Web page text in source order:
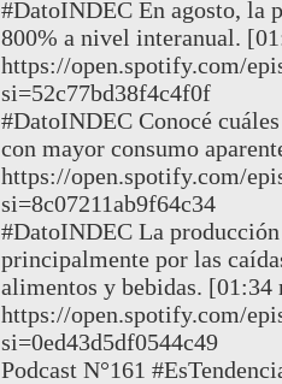
#DatoINDEC En agosto, la
800% a nivel interanual.
https://open.spotify.com/
si=52c77bd38f4c4f0f
#DatoINDEC Conocé
con mayor consumo
https://open.spotify.com/
si=8c07211ab9f64c34
#DatoINDEC La
principalmente por las
alimentos y bebidas. [01:34
https://open.spotify.com/
si=0ed43d5df0544c49
Podcast N°161